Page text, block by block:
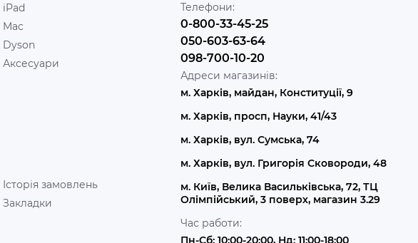
iPad
Mac
Dyson
Аксесуари
Історія замовлень
Закладки
Телефони:
0-800-33-45-25
050-603-63-64
098-700-10-20
Адреси магазинів:
м. Харків, майдан, Конституції, 9
м. Харків, просп, Науки, 41/43
м. Харків, вул. Сумська, 74
м. Харків, вул. Григорія Сковороди, 48
м. Київ, Велика Васильківська, 72, ТЦ
Олімпійський, 3 поверх, магазин 3.29
Час работи: